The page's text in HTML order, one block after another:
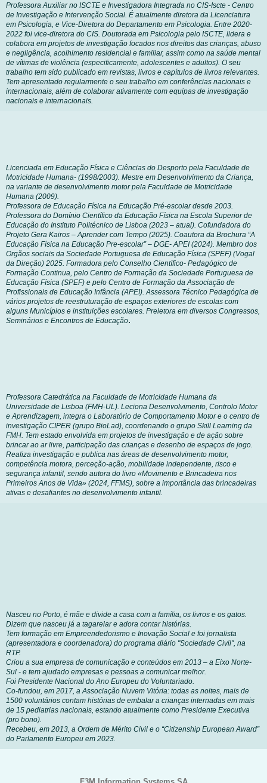
Professora Auxiliar no ISCTE e Investigadora Integrada no CIS-Iscte - Centro
de Investigação e Intervenção Social. É atualmente diretora da Licenciatura
em Psicologia, e Vice-Diretora do Departamento em Psicologia. Entre 2020-
2022 foi vice-diretora do CIS. Doutorada em Psicologia pelo ISCTE, lidera e
colabora em projetos de investigação focados nos direitos das crianças, abuso
e negligência, acolhimento residencial e familiar, assim como na saúde mental
de vítimas de violência (especificamente, adolescentes e adultos). O seu
trabalho tem sido publicado em revistas, livros e capítulos de livros relevantes.
Tem apresentado regularmente o seu trabalho em conferências nacionais e
internacionais, além de colaborar ativamente com equipas de investigação
nacionais e internacionais.
Licenciada em Educação Física e Ciências do Desporto pela Faculdade de
Motricidade Humana- (1998/2003). Mestre em Desenvolvimento da Criança,
na variante de desenvolvimento motor pela Faculdade de Motricidade
Humana (2009).
Professora de Educação Física na Educação Pré-escolar desde 2003.
Professora do Domínio Científico da Educação Física na Escola Superior de
Educação do Instituto Politécnico de Lisboa (2023 – atual). Cofundadora do
Projeto Gera Kairos – Aprender com Tempo (2025). Coautora da Brochura “A
Educação Física na Educação Pre-escolar” – DGE- APEI (2024). Membro dos
Orgãos sociais da Sociedade Portuguesa de Educação Física (SPEF) (Vogal
da Direção) 2025. Formadora pelo Conselho Científico- Pedagógico de
Formação Continua, pelo Centro de Formação da Sociedade Portuguesa de
Educação Física (SPEF) e pelo Centro de Formação da Associação de
Profissionais de Educação Infância (APEI). Assessora Técnico Pedagógica de
vários projetos de reestruturação de espaços exteriores de escolas com
alguns Municípios e instituições escolares. Preletora em diversos Congressos,
Seminários e Encontros de Educação.
Professora Catedrática na Faculdade de Motricidade Humana da
Universidade de Lisboa (FMH-UL). Leciona Desenvolvimento, Controlo Motor
e Aprendizagem, integra o Laboratório de Comportamento Motor e o centro de
investigação CIPER (grupo BioLad), coordenando o grupo Skill Learning da
FMH. Tem estado envolvida em projetos de investigação e de ação sobre
brincar ao ar livre, participação das crianças e desenho de espaços de jogo.
Realiza investigação e publica nas áreas de desenvolvimento motor,
competência motora, perceção-ação, mobilidade independente, risco e
segurança infantil, sendo autora do livro «Movimento e Brincadeira nos
Primeiros Anos de Vida» (2024, FFMS), sobre a importância das brincadeiras
ativas e desafiantes no desenvolvimento infantil.
Nasceu no Porto, é mãe e divide a casa com a família, os livros e os gatos.
Dizem que nasceu já a tagarelar e adora contar histórias
Tem formação em Empreendedorismo e Inovação Social e foi jornalista
(apresentadora e coordenadora) do programa diário "Sociedade Civil", na
RTP.
Criou a sua empresa de comunicação e conteúdos em 2013 – a Eixo Norte-
Sul - e tem ajudado empresas e pessoas a comunicar melhor.
Foi Presidente Nacional do Ano Europeu do Voluntariado.
Co-fundou, em 2017, a Associação Nuvem Vitória: todas as noites, mais de
1500 voluntários contam histórias de embalar a crianças internadas em mais
de 15 pediatrias nacionais, estando atualmente como Presidente Executiva
(pro bono).
Recebeu, em 2013, a Ordem de Mérito Civil e o “Citizenship European Award”
do Parlamento Europeu em 2023.